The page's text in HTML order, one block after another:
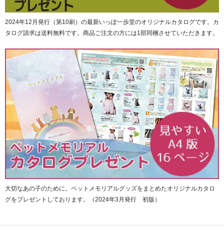
「かんたん取付 さわやか笠フィット Ver.5 モカブラウ
ン （通常価格1,800円→1,600円）」
※単品購入はコチラから
2024年12月発行（第10刷）の最新いっぽ一歩堂のオリジナルカタログです。カ
タログ請求は送料無料です。商品ご注文の方には1部同梱させていただきます。
大切なあの子のために。ペットメモリアルグッズをまとめたオリジナルカタロ
グをプレゼントしております。（2024年3月発行 初版）